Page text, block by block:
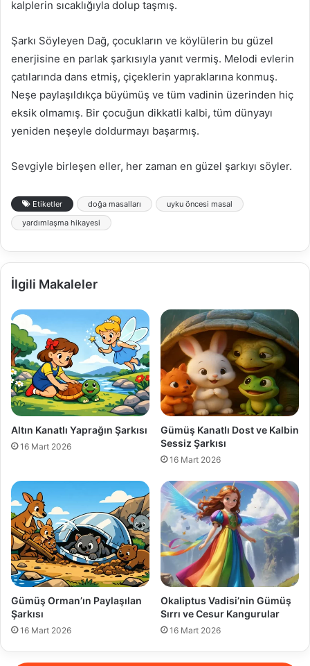
kalplerin sıcaklığıyla dolup taşmış.
Şarkı Söyleyen Dağ, çocukların ve köylülerin bu güzel
enerjisine en parlak şarkısıyla yanıt vermiş. Melodi evlerin
çatılarında dans etmiş, çiçeklerin yapraklarına konmuş.
Neşe paylaşıldıkça büyümüş ve tüm vadinin üzerinden hiç
eksik olmamış. Bir çocuğun dikkatli kalbi, tüm dünyayı
yeniden neşeyle doldurmayı başarmış.
Sevgiyle birleşen eller, her zaman en güzel şarkıyı söyler.
Etiketler doğa masalları
uyku öncesi masal
yardımlaşma hikayesi
İlgili Makaleler
Altın Kanatlı Yaprağın Şarkısı
16 Mart 2026
Gümüş Kanatlı Dost ve Kalbin
Sessiz Şarkısı
16 Mart 2026
Gümüş Orman’ın Paylaşılan
Şarkısı
16 Mart 2026
Okaliptus Vadisi’nin Gümüş
Sırrı ve Cesur Kangurular
16 Mart 2026